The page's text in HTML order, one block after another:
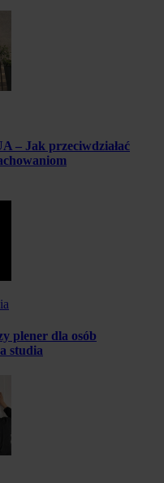
– Jak przeciwdziałać
plener dla osób
studia